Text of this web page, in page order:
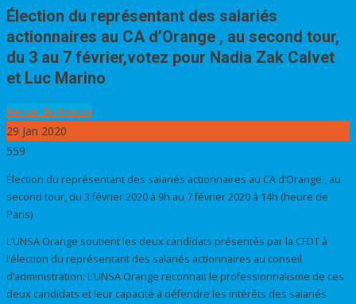
Élection du représentant des salariés
actionnaires au CA d’Orange , au second tour,
du 3 au 7 février,votez pour Nadia Zak Calvet
et Luc Marino
Revue de Presse
29 Jan 2020
559
Élection du représentant des salariés actionnaires au CA d’Orange , au
second tour, du 3 février 2020 à 9h au 7 février 2020 à 14h (heure de
Paris)
L’UNSA Orange soutient les deux candidats présentés par la CFDT à
l’élection du représentant des salariés actionnaires au conseil
d’administration. L’UNSA Orange reconnait le professionnalisme de ces
deux candidats et leur capacité à défendre les intérêts des salariés